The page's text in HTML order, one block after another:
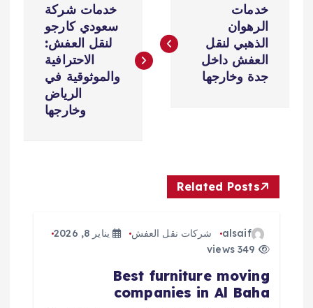
ص
م
خدمات
الرهوان
الذهبي لنقل
العفش داخل
جدة وخارجها
خدمات شركة
سعودي كارجو
لنقل العفش:
الاحترافية
والموثوقية في
الرياض
وخارجها
Related Posts
alsaif شركات نقل العفش
يناير 8, 2026
Best furniture moving
companies in Al Baha